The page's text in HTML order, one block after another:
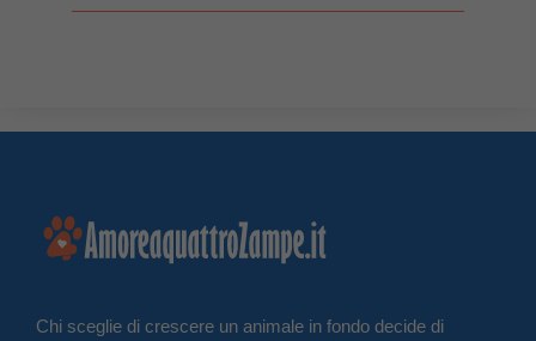
Chi sceglie di crescere un animale in fondo decide di